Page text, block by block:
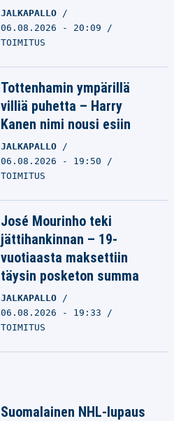
JALKAPALLO
06.08.2026 - 20:09
TOIMITUS
Tottenhamin ympärillä
villiä puhetta – Harry
Kanen nimi nousi esiin
JALKAPALLO
06.08.2026 - 19:50
TOIMITUS
José Mourinho teki
jättihankinnan – 19-
vuotiaasta maksettiin
täysin posketon summa
JALKAPALLO
06.08.2026 - 19:33
TOIMITUS
Suomalainen NHL-lupaus